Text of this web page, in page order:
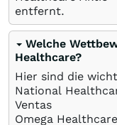
entfernt.
Welche
Healthcare?
Hier sind die
National
Ventas
Omega